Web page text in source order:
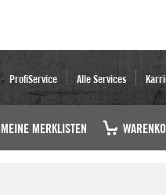
ProfiService Alle Services
MEINE MERKLISTEN